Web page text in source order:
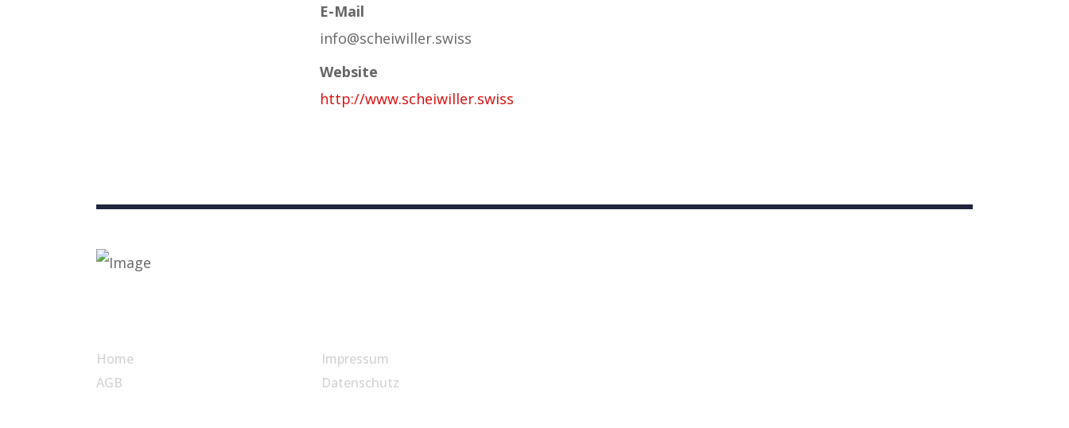
E-Mail
info@scheiwiller.swiss
Website
http://www.scheiwiller.swiss
Home
AGB
Impressum
Datenschutz